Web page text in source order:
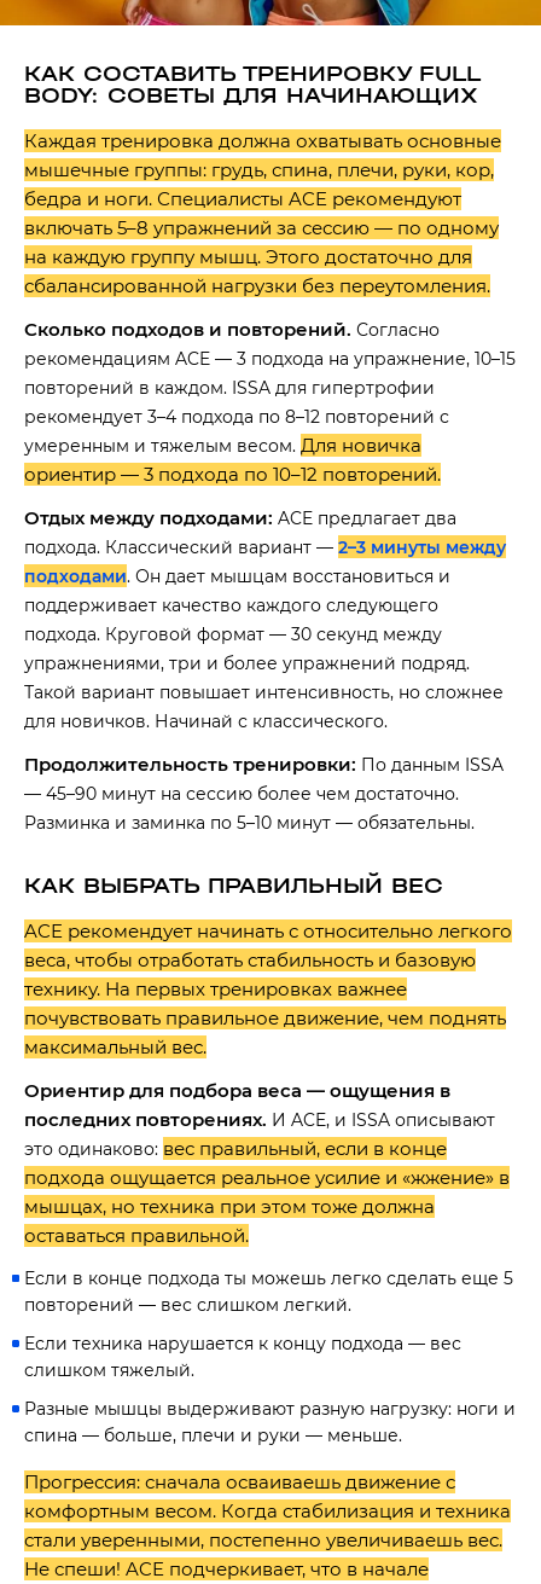
КАК СОСТАВИТЬ ТРЕНИРОВКУ FULL
BODY: СОВЕТЫ ДЛЯ НАЧИНАЮЩИХ
Каждая тренировка должна охватывать основные
мышечные группы: грудь, спина, плечи, руки, кор,
бедра и ноги. Специалисты ACE рекомендуют
включать 5–8 упражнений за сессию — по одному
на каждую группу мышц. Этого достаточно для
сбалансированной нагрузки без переутомления.
Сколько подходов и повторений. Согласно
рекомендациям ACE — 3 подхода на упражнение, 10–15
повторений в каждом. ISSA для гипертрофии
рекомендует 3–4 подхода по 8–12 повторений с
умеренным и тяжелым весом. Для новичка
ориентир — 3 подхода по 10–12 повторений.
Отдых между подходами: ACE предлагает два
подхода. Классический вариант — 2–3 минуты между
подходами. Он дает мышцам восстановиться и
поддерживает качество каждого следующего
подхода. Круговой формат — 30 секунд между
упражнениями, три и более упражнений подряд.
Такой вариант повышает интенсивность, но сложнее
для новичков. Начинай с классического.
Продолжительность тренировки: По данным ISSA
— 45–90 минут на сессию более чем достаточно.
Разминка и заминка по 5–10 минут — обязательны.
КАК ВЫБРАТЬ ПРАВИЛЬНЫЙ ВЕС
ACE рекомендует начинать с относительно легкого
веса, чтобы отработать стабильность и базовую
технику. На первых тренировках важнее
почувствовать правильное движение, чем поднять
максимальный вес.
Ориентир для подбора веса — ощущения в
последних повторениях. И ACE, и ISSA описывают
это одинаково: вес правильный, если в конце
подхода ощущается реальное усилие и «жжение» в
мышцах, но техника при этом тоже должна
оставаться правильной.
Если в конце подхода ты можешь легко сделать еще 5
повторений — вес слишком легкий.
Если техника нарушается к концу подхода — вес
слишком тяжелый.
Разные мышцы выдерживают разную нагрузку: ноги и
спина — больше, плечи и руки — меньше.
Прогрессия: сначала осваиваешь движение с
комфортным весом. Когда стабилизация и техника
стали уверенными, постепенно увеличиваешь вес.
Не спеши! ACE подчеркивает, что в начале